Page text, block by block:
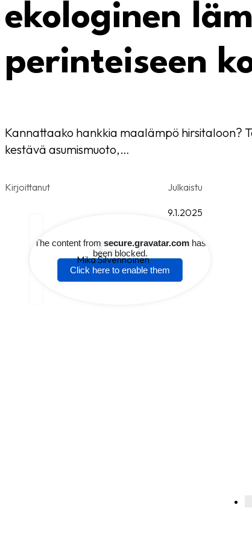
ekologinen
perinteiseen
Kannattaako hankkia maalämpö hirsitaloon?
kestävä asumismuoto,…
Kirjoittanut
Mika Silvennoinen
Julkaistu
9.1.2025